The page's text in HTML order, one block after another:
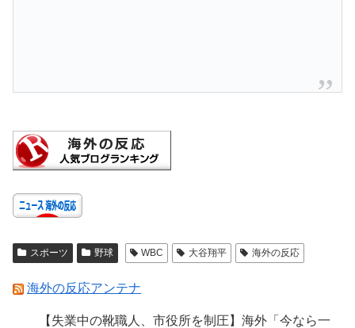
スポーツ 野球 WBC 大谷翔平 海外の反応
海外の反応アンテナ
【失業中の靴職人、市役所を制圧】海外「今なら一